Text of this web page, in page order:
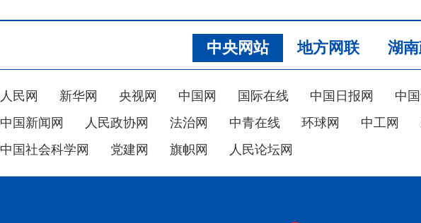
中央网站 地方网联 湖
人民网 新华网 央视网 中国网 国际在线 中国日报网 中
中国新闻网
人民政协网 法治网 中青在线 环球网 中工网
中国社会科学网
党建网 旗帜网 人民论坛网